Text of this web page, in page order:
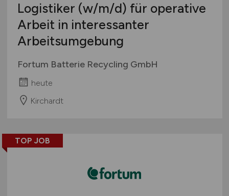
Logistiker (w/m/d) für operative
Arbeit in interessanter
Arbeitsumgebung
Fortum Batterie Recycling GmbH
heute
Kirchardt
TOP JOB